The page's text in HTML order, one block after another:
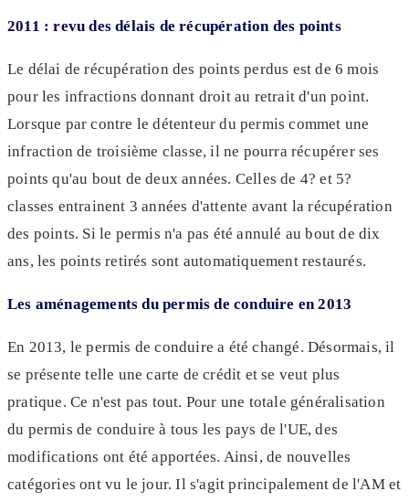
2011 : revu des délais de récupération des points
Le délai de récupération des points perdus est de 6 mois
pour les infractions donnant droit au retrait d'un point.
Lorsque par contre le détenteur du permis commet une
infraction de troisième classe, il ne pourra récupérer ses
points qu'au bout de deux années. Celles de 4? et 5?
classes entrainent 3 années d'attente avant la récupération
des points. Si le permis n'a pas été annulé au bout de dix
ans, les points retirés sont automatiquement restaurés.
Les aménagements du permis de conduire en 2013
En 2013, le permis de conduire a été changé. Désormais, il
se présente telle une carte de crédit et se veut plus
pratique. Ce n'est pas tout. Pour une totale généralisation
du permis de conduire à tous les pays de l'UE, des
modifications ont été apportées. Ainsi, de nouvelles
catégories ont vu le jour. Il s'agit principalement de l'AM et